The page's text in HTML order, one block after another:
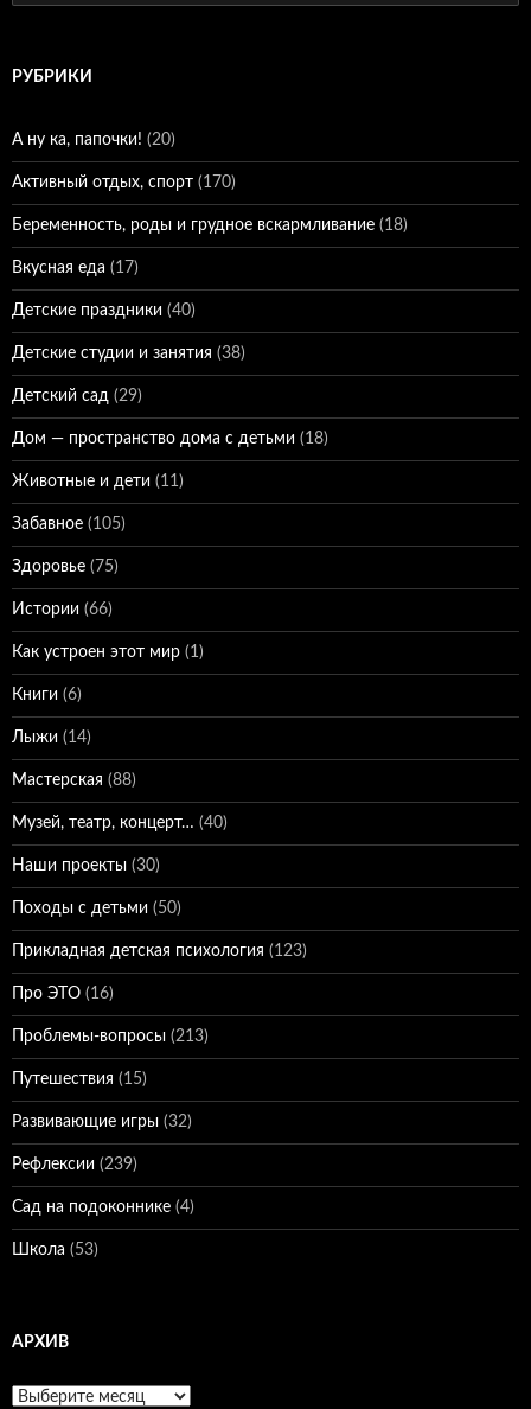
РУБРИКИ
А ну ка, папочки! (20)
Активный отдых, спорт (170)
Беременность, роды и грудное вскармливание (18)
Вкусная еда (17)
Детские праздники (40)
Детские студии и занятия (38)
Детский сад (29)
Дом — пространство дома с детьми (18)
Животные и дети (11)
Забавное (105)
Здоровье (75)
Истории (66)
Как устроен этот мир (1)
Книги (6)
Лыжи (14)
Мастерская (88)
Музей, театр, концерт… (40)
Наши проекты (30)
Походы с детьми (50)
Прикладная детская психология (123)
Про ЭТО (16)
Проблемы-вопросы (213)
Путешествия (15)
Развивающие игры (32)
Рефлексии (239)
Сад на подоконнике (4)
Школа (53)
АРХИВ
Архив